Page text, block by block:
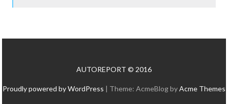
AUTOREPORT © 2016
Proudly powered by WordPress | Theme: AcmeBlog byAcme Themes